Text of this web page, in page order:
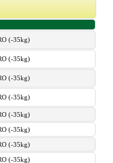
(-35kg)
(-35kg)
(-35kg)
(-35kg)
(-35kg)
(-35kg)
(-35kg)
(-35kg)